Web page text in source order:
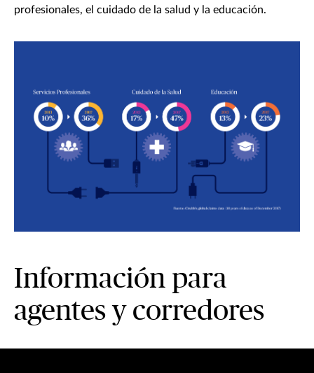
profesionales, el cuidado de la salud y la educación.
Información para
agentes y corredores